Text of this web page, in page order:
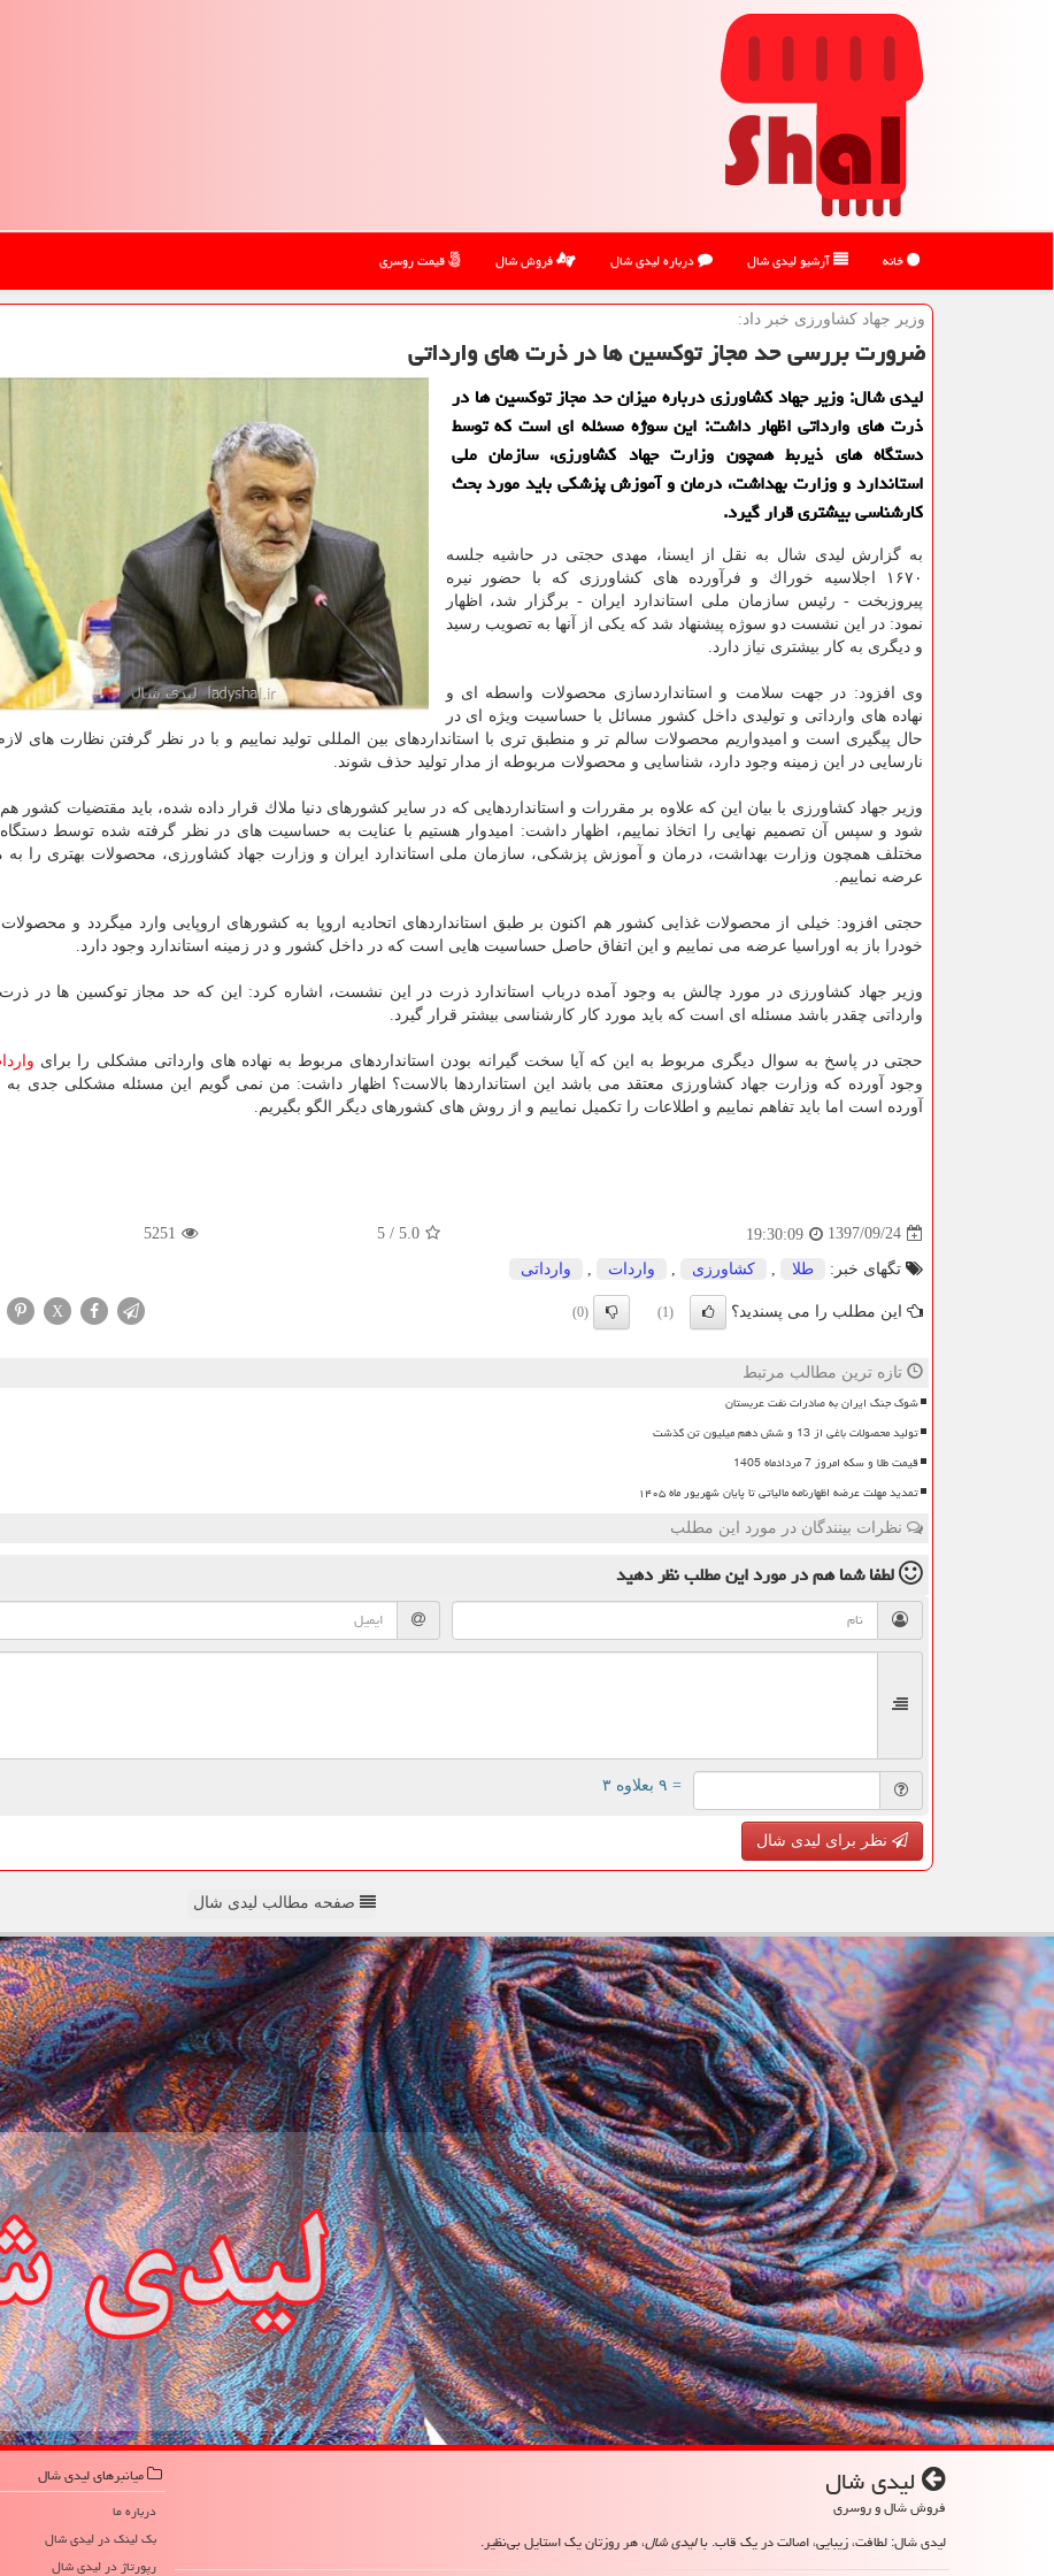
خانه آرشیو لیدی شال درباره لیدی شال فروش شال قیمت روسری
وزیر جهاد كشاورزی خبر داد:
ضرورت بررسی حد مجاز توكسین ها در ذرت های وارداتی
لیدی شال: وزیر جهاد كشاورزی درباره میزان حد مجاز توكسین ها در
ذرت های وارداتی اظهار داشت: این سوژه مسئله ای است كه توسط
دستگاه های ذیربط همچون وزارت جهاد كشاورزی، سازمان ملی
استاندارد و وزارت بهداشت، درمان و آموزش پزشكی باید مورد بحث
كارشناسی بیشتری قرار گیرد.
به گزارش لیدی شال به نقل از ایسنا، مهدی حجتی در حاشیه جلسه
۱۶۷۰ اجلاسیه خوراك و فرآورده های كشاورزی كه با حضور نیره
پیروزبخت - رئیس سازمان ملی استاندارد ایران - برگزار شد، اظهار
نمود: در این نشست دو سوژه پیشنهاد شد كه یكی از آنها به تصویب رسید
و دیگری به كار بیشتری نیاز دارد.
وی افزود: در جهت سلامت و استانداردسازی محصولات واسطه ای و
نهاده های وارداتی و تولیدی داخل كشور مسائل با حساسیت ویژه ای در
حال پیگیری است و امیدواریم محصولات سالم تر و منطبق تری با استانداردهای بین المللی تولید نماییم و با در نظر گرفتن نظارت های
نارسایی در این زمینه وجود دارد، شناسایی و محصولات مربوطه از مدار تولید حذف شوند.
وزیر جهاد كشاورزی با بیان این كه علاوه بر مقررات و استانداردهایی كه در سایر كشورهای دنیا ملاك قرار داده شده، باید مقتضیات كشور هم
شود و سپس آن تصمیم نهایی را اتخاذ نماییم، اظهار داشت: امیدوار هستیم با عنایت به حساسیت های در نظر گرفته شده توسط
مختلف همچون وزارت بهداشت، درمان و آموزش پزشكی، سازمان ملی استاندارد ایران و وزارت جهاد كشاورزی، محصولات بهتری را به
عرضه نماییم.
حجتی افزود: خیلی از محصولات غذایی كشور هم اكنون بر طبق استانداردهای اتحادیه اروپا به كشورهای اروپایی وارد میگردد و محصولات
خودرا باز به اوراسیا عرضه می نماییم و این اتفاق حاصل حساسیت هایی است كه در داخل كشور و در زمینه استاندارد وجود دارد.
وزیر جهاد كشاورزی در مورد چالش به وجود آمده درباب استاندارد ذرت در این نشست، اشاره كرد: این كه حد مجاز توكسین ها در
وارداتی چقدر باشد مسئله ای است كه باید مورد كار كارشناسی بیشتر قرار گیرد.
حجتی در پاسخ به سوال دیگری مربوط به این كه آیا سخت گیرانه بودن استانداردهای مربوط به نهاده های وارداتی مشكلی را برای
وجود آورده كه وزارت جهاد كشاورزی معتقد می باشد این استانداردها بالاست؟ اظهار داشت: من نمی گویم این مسئله مشكلی جدی به
آورده است اما باید تفاهم نماییم و اطلاعات را تكمیل نماییم و از روش های كشورهای دیگر الگو بگیریم.
1397/09/24
19:30:09
5.0
/
5
5251
تگهای خبر: طلا كشاورزی واردات وارداتی
این مطلب را می پسندید؟ (1)
(0)
X
تازه ترین مطالب مرتبط
شوک جنگ ایران به صادرات نفت عربستان
تولید محصولات باغی از 13 و شش دهم میلیون تن گذشت
قیمت طلا و سکه امروز 7 مردادماه 1405
تمدید مهلت عرضه اظهارنامه مالیاتی تا پایان شهریور ماه ۱۴۰۵
نظرات بینندگان در مورد این مطلب
لطفا شما همدر مورد این مطلبنظر دهید
= ۹ بعلاوه ۳
نظر برای لیدی شال
صفحه مطالب لیدی شال
لیدی شال
فروش شال و روسری
لیدی شال: لطافت، زیبایی، اصالت در یک قاب. بالیدی شال، هر روزتان یک استایل بی‌نظیر.
میانبرهای لیدی شال
درباره ما
بک لینک در لیدی شال
رپورتاژ در لیدی شال